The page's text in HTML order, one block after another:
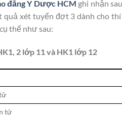
đẳng Y Dược HCM ghi nhận
quả xét tuyển đợt 3 dành cho
thể như sau:
2 lớp 11 và HK1 lớp 12
tử